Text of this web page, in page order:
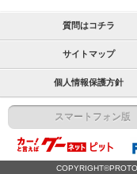
質問はコチラ
サイトマップ
個人情報保護方針
スマートフォン版